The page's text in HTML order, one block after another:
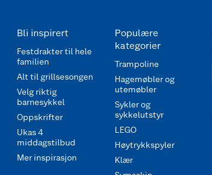
Bli inspirert
Festdrakter til hele
familien
Alt til grillsesongen
Velg riktig
barnesykkel
Oppskrifter
Ukas 4
middagstilbud
Mer inspirasjon
Populære
kategorier
Trampoline
Hagemøbler og
utemøbler
Sykler og
sykkelutstyr
LEGO
Høytrykkspyler
Klær